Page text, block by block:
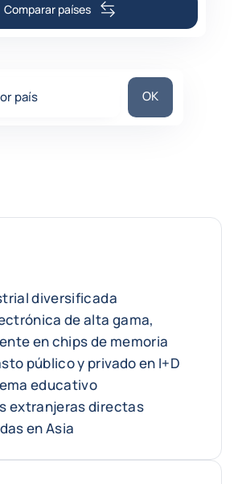
Comparar países
país Busca por país
OK
diversificada
de alta gama,
en chips de memoria
público y privado en I+D
educativo
extranjeras directas
en Asia